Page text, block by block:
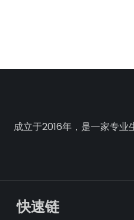
成立于2016年，是一家专业
快速链